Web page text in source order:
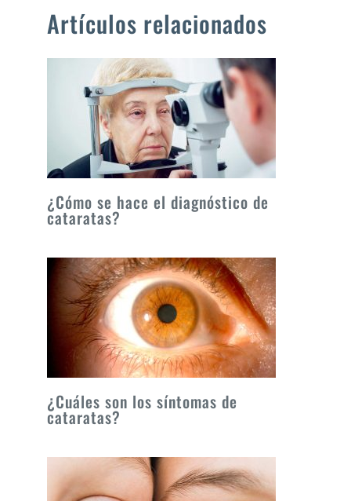
Artículos relacionados
¿Cómo se hace el diagnóstico de
cataratas?
¿Cuáles son los síntomas de
cataratas?